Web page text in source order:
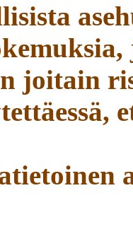
joitain